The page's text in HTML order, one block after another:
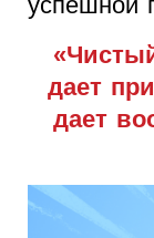
дает
дает